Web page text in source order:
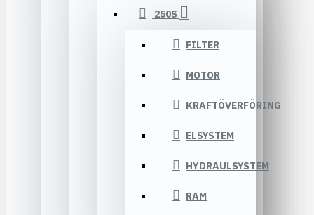
250S
FILTER
MOTOR
KRAFTÖVERFÖRING
ELSYSTEM
HYDRAULSYSTEM
RAM